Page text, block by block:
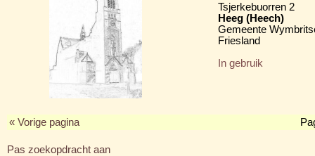
Tsjerkebuorren 2
Heeg (Heech)
Gemeente
Friesland
In gebruik
« Vorige pagina
Pas zoekopdracht aan